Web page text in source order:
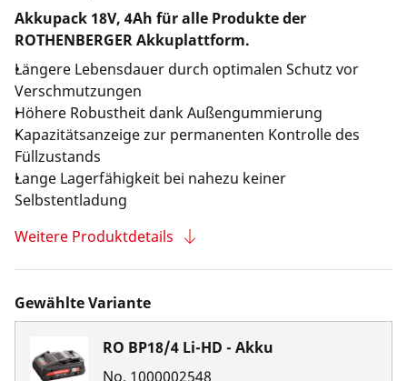
Akkupack 18V, 4Ah für alle Produkte der
ROTHENBERGER Akkuplattform.
Längere Lebensdauer durch optimalen Schutz vor
Verschmutzungen
Höhere Robustheit dank Außengummierung
Kapazitätsanzeige zur permanenten Kontrolle des
Füllzustands
Lange Lagerfähigkeit bei nahezu keiner
Selbstentladung
Weitere Produktdetails
Gewählte Variante
RO BP18/4 Li-HD - Akku
No. 1000002548